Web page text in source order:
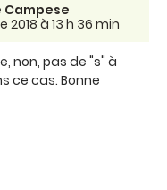
Campese
2018 à 13 h 36 min
non, pas de "s" à
ce cas. Bonne